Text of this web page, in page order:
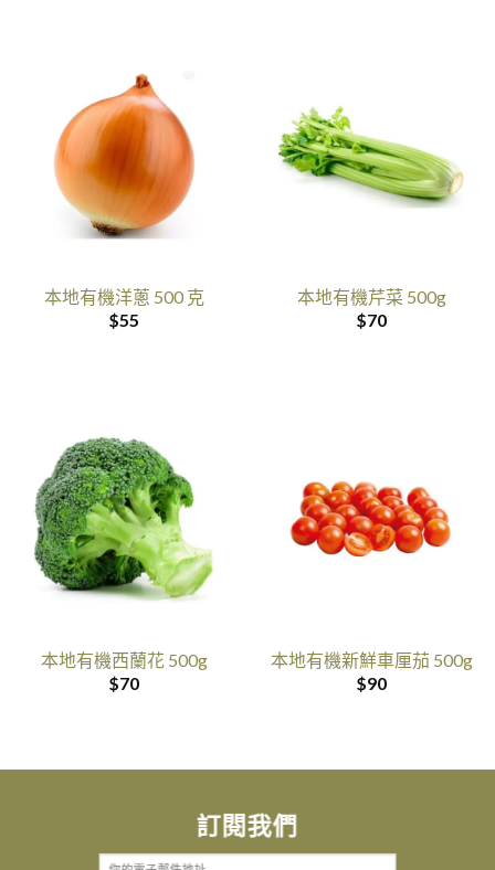
本地有機洋蔥 500 克
$55
本地有機芹菜 500g
$70
本地有機西蘭花 500g
$70
本地有機新鮮車厘茄 500g
$90
訂閱我們